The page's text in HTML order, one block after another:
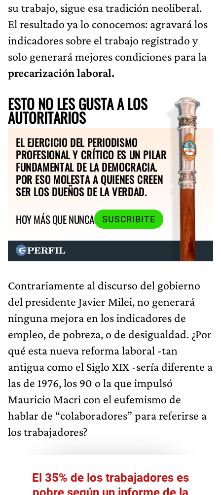
su trabajo, sigue esa tradición neoliberal.
El resultado ya lo conocemos: agravará los
indicadores sobre el trabajo registrado y
solo generará mejores condiciones para la
precarización laboral.
ESTO NO LES GUSTA A LOS
AUTORITARIOS
EL EJERCICIO DEL PERIODISMO
PROFESIONAL Y CRÍTICO ES UN PILAR
FUNDAMENTAL DE LA DEMOCRACIA.
POR ESO MOLESTA A QUIENES CREEN
SER LOS DUEÑOS DE LA VERDAD.
HOY MÁS QUE NUNCA
SUSCRIBITE
Contrariamente al discurso del gobierno
del presidente Javier Milei, no generará
ninguna mejora en los indicadores de
empleo, de pobreza, o de desigualdad. ¿Por
qué esta nueva reforma laboral -tan
antigua como el Siglo XIX -sería diferente a
las de 1976, los 90 o la que impulsó
Mauricio Macri con el eufemismo de
hablar de “colaboradores” para referirse a
los trabajadores?
El 35% de los trabajadores es